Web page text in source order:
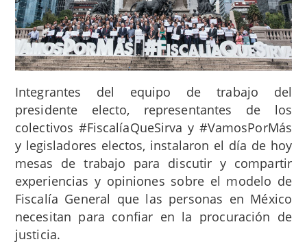
Integrantes del equipo de trabajo del
presidente electo, representantes de los
colectivos #FiscalíaQueSirva y #VamosPorMás
y legisladores electos, instalaron el día de hoy
mesas de trabajo para discutir y compartir
experiencias y opiniones sobre el modelo de
Fiscalía General que las personas en México
necesitan para confiar en la procuración de
justicia.